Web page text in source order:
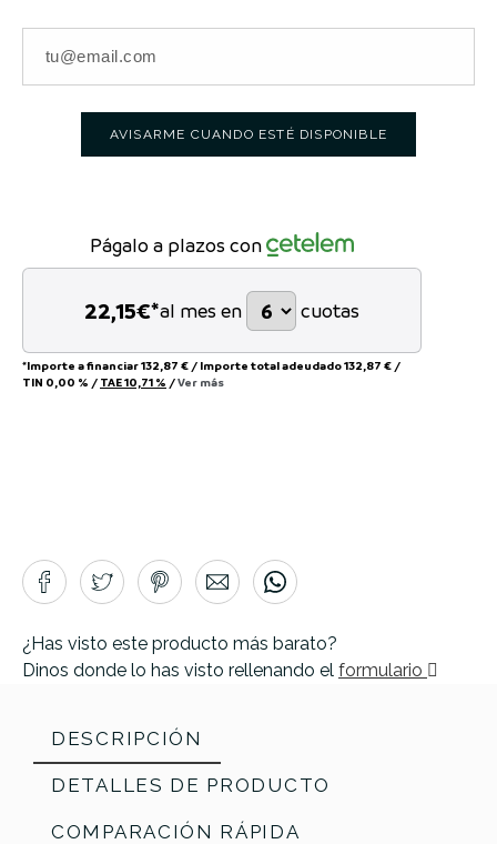
AVISARME CUANDO ESTÉ DISPONIBLE
Págalo a plazos con
22,15€*al mes en cuotas
*Importe a financiar132,87 € / Importe total adeudado132,87 € /
TIN 0,00 % / TAE10,71 % /Ver más
¿Has visto este producto más barato?
Dinos donde lo has visto rellenando el formulario
DESCRIPCIÓN
DETALLES DE PRODUCTO
COMPARACIÓN RÁPIDA